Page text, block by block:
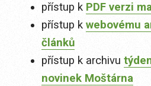
přístup k PDF verzi
přístup k webovému
článků
přístup k archivu
novinek Moštárna